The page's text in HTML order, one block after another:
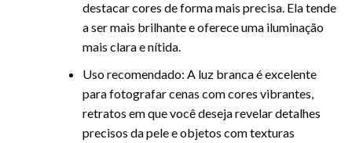
destacar cores de forma mais precisa. Ela tende
a ser mais brilhante e oferece uma iluminação
mais clara e nítida.
Uso recomendado: A luz branca é excelente
para fotografar cenas com cores vibrantes,
retratos em que você deseja revelar detalhes
precisos da pele e objetos com texturas